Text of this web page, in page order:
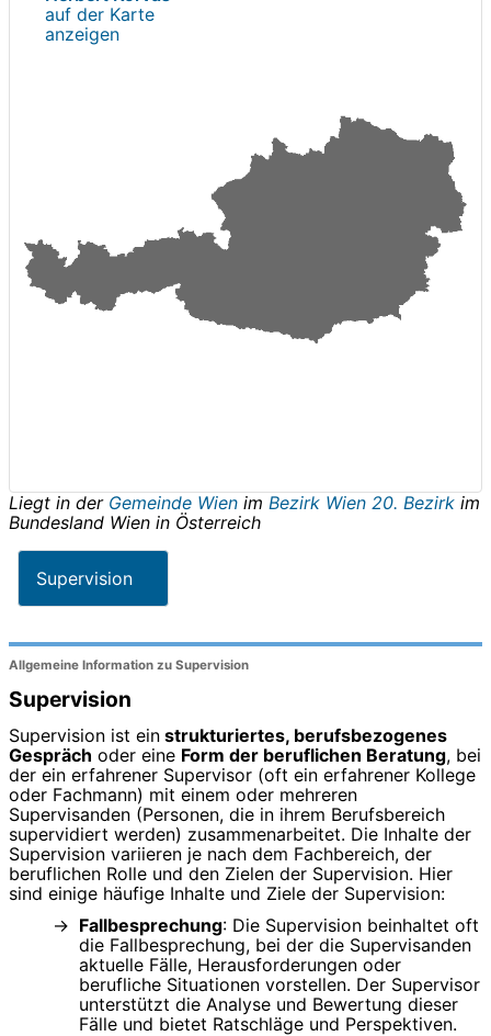
auf der Karte
anzeigen
Liegt in der Gemeinde Wien im Bezirk Wien 20. Bezirk im
Bundesland Wien in Österreich
Supervision
Allgemeine Information zu Supervision
Supervision
Supervision ist ein strukturiertes, berufsbezogenes
Gespräch oder eine Form der beruflichen Beratung, bei
der ein erfahrener Supervisor (oft ein erfahrener Kollege
oder Fachmann) mit einem oder mehreren
Supervisanden (Personen, die in ihrem Berufsbereich
supervidiert werden) zusammenarbeitet. Die Inhalte der
Supervision variieren je nach dem Fachbereich, der
beruflichen Rolle und den Zielen der Supervision. Hier
sind einige häufige Inhalte und Ziele der Supervision:
Fallbesprechung: Die Supervision beinhaltet oft
die Fallbesprechung, bei der die Supervisanden
aktuelle Fälle, Herausforderungen oder
berufliche Situationen vorstellen. Der Supervisor
unterstützt die Analyse und Bewertung dieser
Fälle und bietet Ratschläge und Perspektiven.